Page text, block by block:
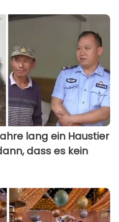
lang ein Haustier
dass es kein